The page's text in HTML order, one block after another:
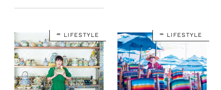
ンネル」ポップアップショップ
LIFESTYLE LIFESTYLE